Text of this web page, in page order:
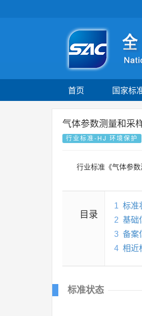
首页 国家标
气体参数测量和采
行业标准-HJ 环境保护
行业标准《气体参
目录
1 标准
2 基础
3 备案
4 相近
标准状态